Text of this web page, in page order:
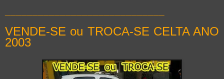
VENDE-SE ou TROCA-SE CELTA ANO
2003